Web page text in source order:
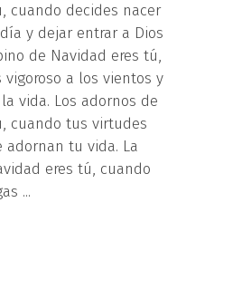
cuando decides nacer
y dejar entrar a Dios
de Navidad eres tú,
vigoroso a los vientos y
vida. Los adornos de
cuando tus virtudes
adornan tu vida. La
eres tú, cuando